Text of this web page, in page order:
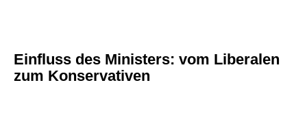
Einfluss des Ministers: vom Liberalen
zum Konservativen